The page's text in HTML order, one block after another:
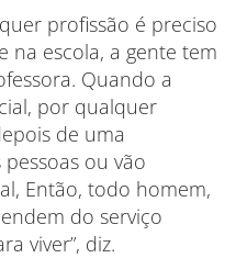
profissão é preciso
na escola, a gente tem
Quando a
por qualquer
de uma
ou vão
Então, todo homem,
do serviço
viver”, diz.